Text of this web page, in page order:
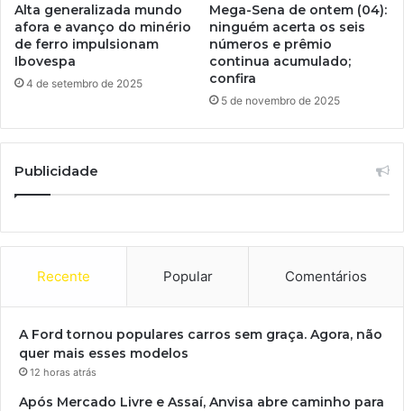
Alta generalizada mundo
afora e avanço do minério
de ferro impulsionam
Ibovespa
4 de setembro de 2025
Mega-Sena de ontem (04):
ninguém acerta os seis
números e prêmio
continua acumulado;
confira
5 de novembro de 2025
Publicidade
Recente Popular Comentários
A Ford tornou populares carros sem graça. Agora, não
quer mais esses modelos
12 horas atrás
Após Mercado Livre e Assaí, Anvisa abre caminho para